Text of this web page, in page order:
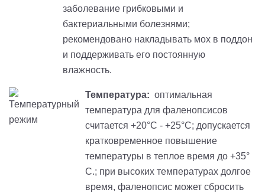
заболевание грибковыми и
бактериальными болезнями;
рекомендовано накладывать мох в поддон
и поддерживать его постоянную
влажность.
Температура: оптимальная
температура для фаленопсисов
считается +20°С - +25°С; допускается
кратковременное повышение
температуры в теплое время до +35°
С.; при высоких температурах долгое
время, фаленопсис может сбросить